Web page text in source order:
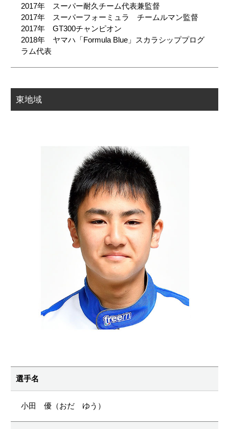
2017年 スーパー耐久チーム代表兼監督
2017年 スーパーフォーミュラ チームルマン監督
2017年 GT300チャンピオン
2018年 ヤマハ「Formula Blue」スカラシッププログ
ラム代表
東地域
選手名
小田 優（おだ ゆう）